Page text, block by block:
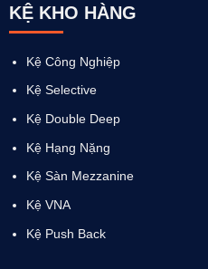
KỆ KHO HÀNG
Kệ Công Nghiệp
Kệ Selective
Kệ Double Deep
Kệ Hạng Nặng
Kệ Sàn Mezzanine
Kệ VNA
Kệ Push Back